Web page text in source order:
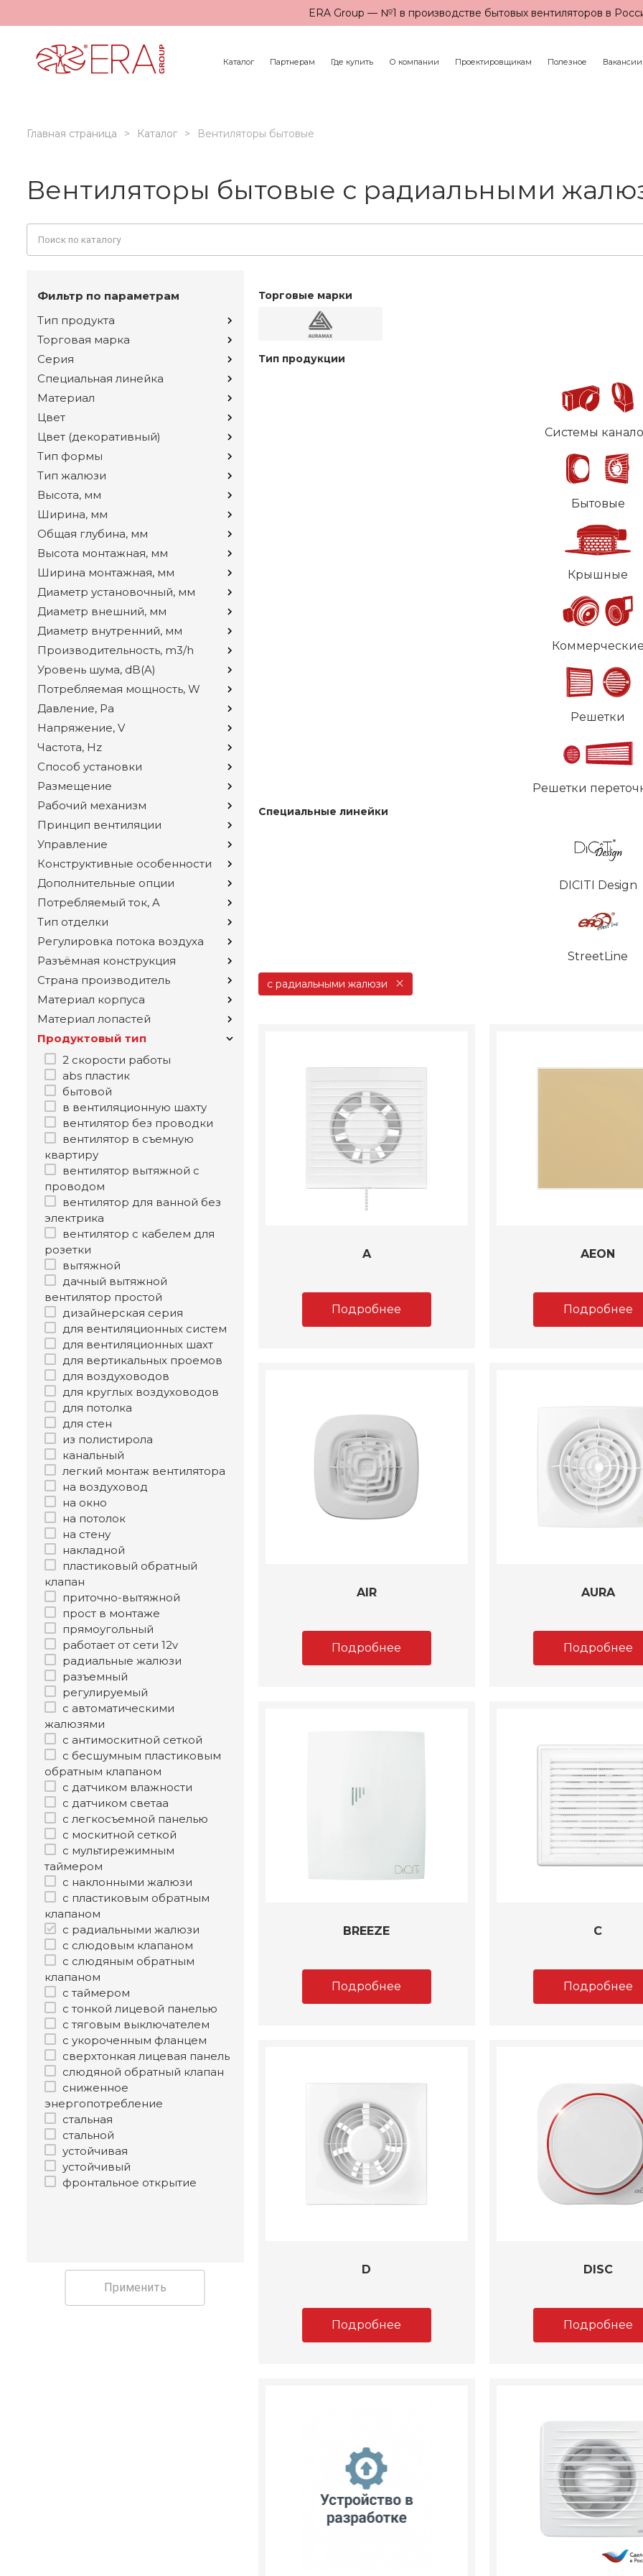
ERA Group — №1 в производстве бытовых вентиляторов в
Каталог Партнерам Где купить О компании Проектировщикам Полезное Вакансии
Главная страница Каталог Вентиляторы бытовые
Вентиляторы бытовые с радиальными
Фильтр по параметрам
Тип продукта
Торговая марка
Серия
Специальная линейка
Материал
Цвет
Цвет (декоративный)
Тип формы
Тип жалюзи
Высота, мм
Ширина, мм
Общая глубина, мм
Высота монтажная, мм
Ширина монтажная, мм
Диаметр установочный, мм
Диаметр внешний, мм
Диаметр внутренний, мм
Производительность, m3/h
Уровень шума, dB(A)
Потребляемая мощность, W
Давление, Pa
Напряжение, V
Частота, Hz
Способ установки
Размещение
Рабочий механизм
Принцип вентиляции
Управление
Конструктивные особенности
Дополнительные опции
Потребляемый ток, A
Тип отделки
Регулировка потока воздуха
Разъёмная конструкция
Страна производитель
Материал корпуса
Материал лопастей
Продуктовый тип
2 скорости работы
abs пластик
бытовой
в вентиляционную шахту
вентилятор без проводки
вентилятор в съемную
квартиру
вентилятор вытяжной с
проводом
вентилятор для ванной без
электрика
вентилятор с кабелем для
розетки
вытяжной
дачный вытяжной
вентилятор простой
дизайнерская серия
для вентиляционных систем
для вентиляционных шахт
для вертикальных проемов
для воздуховодов
для круглых воздуховодов
для потолка
для стен
из полистирола
канальный
легкий монтаж вентилятора
на воздуховод
на окно
на потолок
на стену
накладной
пластиковый обратный
клапан
приточно-вытяжной
прост в монтаже
прямоугольный
работает от сети 12v
радиальные жалюзи
разъемный
регулируемый
с автоматическими
жалюзями
с антимоскитной сеткой
с бесшумным пластиковым
обратным клапаном
с датчиком влажности
с датчиком светаа
с легкосъемной панелью
с москитной сеткой
с мультирежимным
таймером
с наклонными жалюзи
с пластиковым обратным
клапаном
с радиальными жалюзи
с слюдовым клапаном
с слюдяным обратным
клапаном
с таймером
с тонкой лицевой панелью
с тяговым выключателем
с укороченным фланцем
сверхтонкая лицевая панель
слюдяной обратный клапан
сниженное
энергопотребление
стальная
стальной
устойчивая
устойчивый
фронтальное открытие
Применить
Торговые марки
Тип продукции
Системы
Бытовые
Крышные
Решетки
Решетки
Специальные линейки
DICITI Design
StreetLine
с радиальными жалюзи
A
Подробнее
AEON
Подробнее
AIR
Подробнее
AURA
Подробнее
BREEZE
Подробнее
C
Подробнее
D
Подробнее
DISC
Подробнее